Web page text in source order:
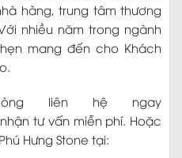
hàng, trung tâm thương
nhiều năm trong ngành
mang đến cho Khách
liên hệ ngay
tư vấn miễn phí. Hoặc
Hưng Stone tại: